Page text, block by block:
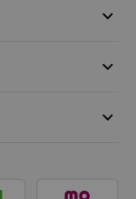
keyboard_arrow_down
keyboard_arrow_down
keyboard_arrow_down